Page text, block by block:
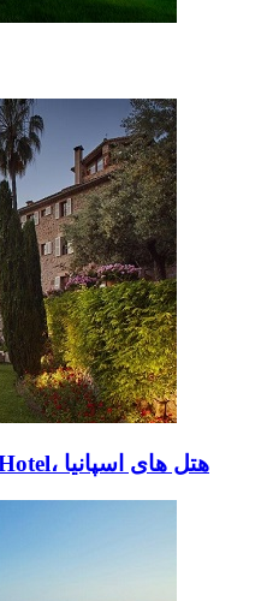
La Residencia, A Belmond Hotel، هتل های اسپانیا